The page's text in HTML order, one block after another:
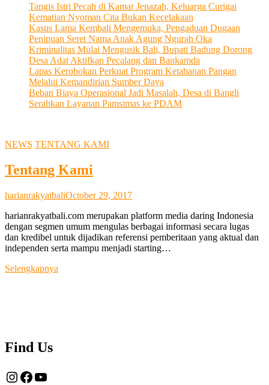
Tangis Istri Pecah di Kamar Jenazah, Keluarga Curigai
Kematian Nyoman Cita Bukan Kecelakaan
Kasus Lama Kembali Mengemuka, Pengaduan Dugaan
Penipuan Seret Nama Anak Agung Ngurah Oka
Kriminalitas Mulai Mengusik Bali, Bupati Badung Dorong
Desa Adat Aktifkan Pecalang dan Bankamda
Lapas Kerobokan Perkuat Program Ketahanan Pangan
Melalui Kemandirian Sumber Daya
Beban Biaya Operasional Jadi Masalah, Desa di Bangli
Serahkan Layanan Pamsimas ke PDAM
NEWS TENTANG KAMI
Tentang Kami
harianrakyatbaliOctober 29, 2017
harianrakyatbali.com merupakan platform media daring Indonesia
dengan segmen umum mengulas berbagai informasi secara lugas
dan kredibel untuk dijadikan referensi pemberitaan yang aktual dan
independen serta mampu menjadi starting…
Selengkapnya
Find Us
Instagram
Facebook
YouTube